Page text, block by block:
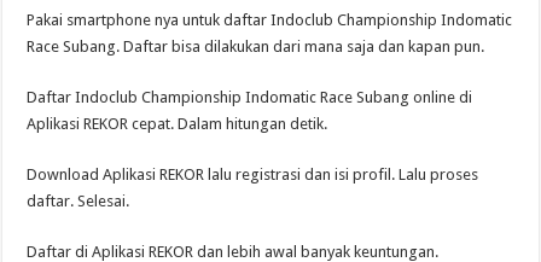
Pakai smartphone nya untuk daftar Indoclub Championship Indomatic
Race Subang. Daftar bisa dilakukan dari mana saja dan kapan pun.
Daftar Indoclub Championship Indomatic Race Subang online di
Aplikasi REKOR cepat. Dalam hitungan detik.
Download Aplikasi REKOR lalu registrasi dan isi profil. Lalu proses
daftar. Selesai.
Daftar di Aplikasi REKOR dan lebih awal banyak keuntungan.